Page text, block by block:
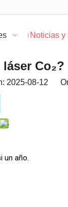
Noticias y
Co₂?
2025-08-12
un año.